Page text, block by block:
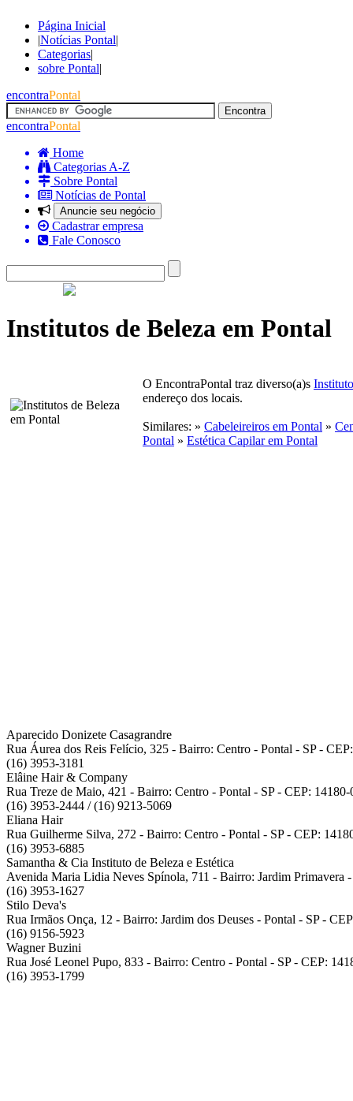
Página Inicial
|Notícias Pontal|
Categorias|
sobre Pontal|
encontraPontal
encontraPontal
Home
Categorias A-Z
Sobre Pontal
Notícias de Pontal
Anuncie seu negócio
Cadastrar empresa
Fale Conosco
Institutos de Beleza em Pontal
O EncontraPontal traz diverso(a)s
endereço dos locais.
Similares: » Cabeleireiros em Pontal »
Pontal » Estética Capilar em Pontal
Aparecido Donizete Casagrandre
Rua Áurea dos Reis Felício, 325 - Bairro: Centro - Pontal - SP -
(16) 3953-3181
Elâine Hair & Company
Rua Treze de Maio, 421 - Bairro: Centro - Pontal - SP - CEP: 14180-
(16) 3953-2444 / (16) 9213-5069
Eliana Hair
Rua Guilherme Silva, 272 - Bairro: Centro - Pontal - SP - CEP:
(16) 3953-6885
Samantha & Cia Instituto de Beleza e Estética
Avenida Maria Lidia Neves Spínola, 711 - Bairro: Jardim Primavera
(16) 3953-1627
Stilo Deva's
Rua Irmãos Onça, 12 - Bairro: Jardim dos Deuses - Pontal - SP -
(16) 9156-5923
Wagner Buzini
Rua José Leonel Pupo, 833 - Bairro: Centro - Pontal - SP - CEP:
(16) 3953-1799